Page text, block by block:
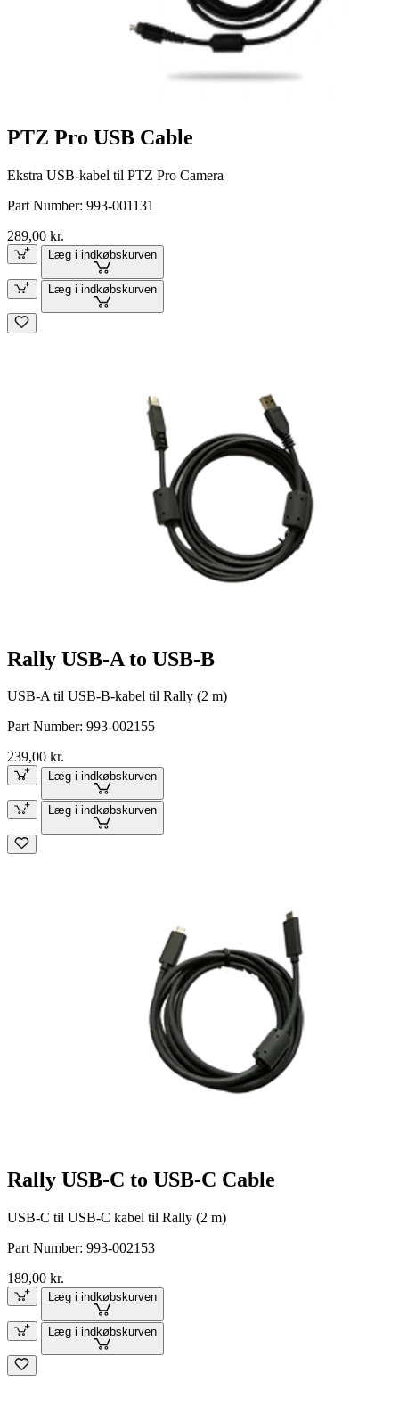
PTZ Pro USB Cable
Ekstra USB-kabel til PTZ Pro Camera
Part Number: 993-001131
289,00 kr.
Læg i indkøbskurven
Læg i indkøbskurven
Rally USB-A to USB-B
USB-A til USB-B-kabel til Rally (2 m)
Part Number: 993-002155
239,00 kr.
Læg i indkøbskurven
Læg i indkøbskurven
Rally USB-C to USB-C Cable
USB-C til USB-C kabel til Rally (2 m)
Part Number: 993-002153
189,00 kr.
Læg i indkøbskurven
Læg i indkøbskurven